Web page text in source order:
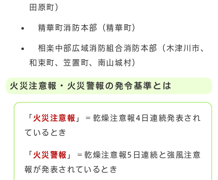
田原町）
精華町消防本部（精華町）
相楽中部広域消防組合消防本部（木津川市、
和束町、笠置町、南山城村）
火災注意報・火災警報の発令基準とは
「 火災注意報 」＝乾燥注意報4日連続発表され
ているとき
「 火災警報 」＝乾燥注意報5日連続と強風注意
報が発表されているとき